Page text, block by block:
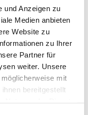
und Anzeigen zu
Medien anbieten
Website zu
zu Ihrer
Partner für
weiter. Unsere
mit
bereitgestellt
Elimination Relay 2
Elimination
Qualifikation
Männer Final